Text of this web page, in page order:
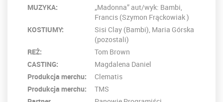
MUZYKA:
„Madonna” aut/wyk: Bambi,
Francis (Szymon Frąckowiak )
KOSTIUMY:
Sisi Clay (Bambi), Maria Górska
(pozostali)
REŻ:
Tom Brown
CASTING:
Magdalena Daniel
Produkcja merchu:
Clematis
Produkcja merchu:
TMS